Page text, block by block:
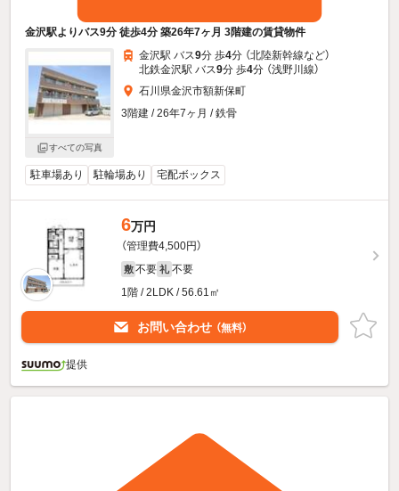
金沢駅よりバス9分 徒歩4分 築26年7ヶ月 3階建の賃貸物件
すべての写真
金沢駅 バス9分 歩4分 （北陸新幹線など）
北鉄金沢駅 バス9分 歩4分 （浅野川線）
石川県金沢市額新保町
3階建 / 26年7ヶ月 / 鉄骨
駐車場あり 駐輪場あり 宅配ボックス
6万円
（管理費4,500円）
敷 不要 礼 不要
1階 / 2LDK / 56.61㎡
お問い合わせ （無料）
提供